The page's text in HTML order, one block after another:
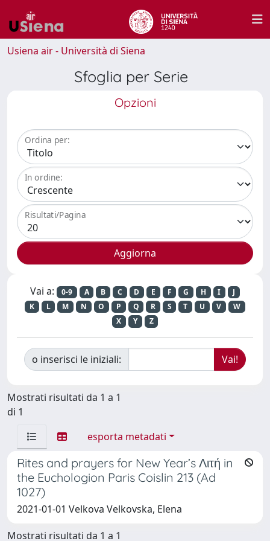
Usiena air - Università di Siena
Sfoglia per Serie
Opzioni
Ordina per:
In ordine:
Risultati/Pagina
Vai a: 0-9 A B C D E F G H I
J
K
L M N O P Q R S T U V
W
X
Y Z
o inserisci le iniziali:
Mostrati risultati da 1 a 1
di 1
esporta metadati
Rites and prayers for New Year’s Λιτή in
the Euchologion Paris Coislin 213 (Ad
1027)
2021-01-01 Velkova Velkovska, Elena
Mostrati risultati da 1 a 1